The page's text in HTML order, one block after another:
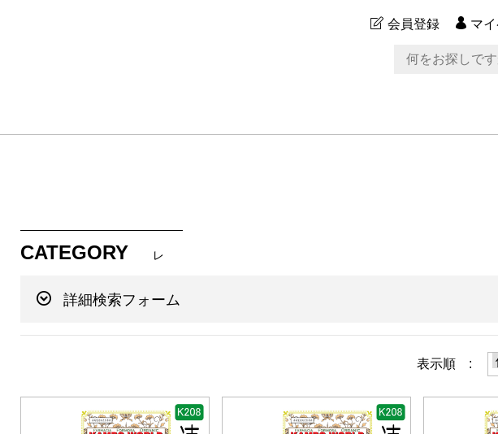
会員登録 マ
CATEGORY レ
詳細検索フォーム
表示順 :